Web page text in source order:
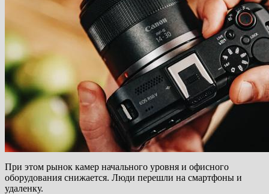
При этом рынок камер начального уровня и офисного
оборудования снижается. Люди перешли на смартфоны и
удаленку.